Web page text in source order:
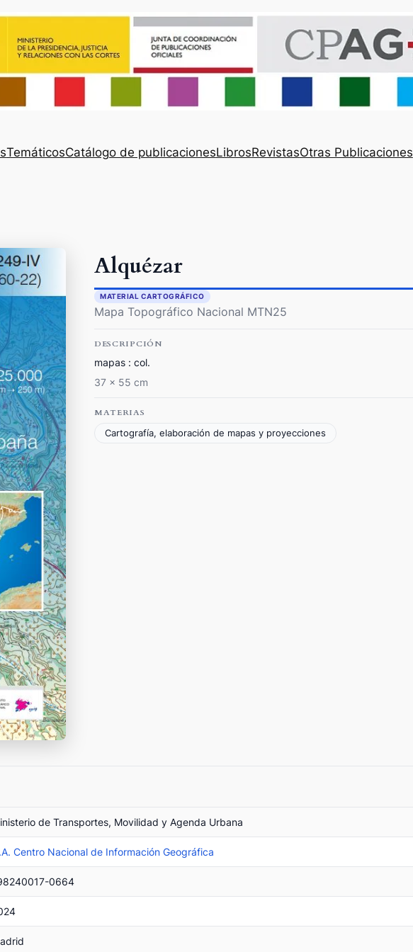
TemáticosCatálogo de publicacionesLibrosRevistasOtras Publicaciones
Alquézar
MATERIAL CARTOGRÁFICO
Mapa Topográfico Nacional MTN25
DESCRIPCIÓN
mapas : col.
37 x 55 cm
MATERIAS
Cartografía, elaboración de mapas y proyecciones
de Transportes, Movilidad y Agenda Urbana
Centro Nacional de Información Geográfica
0664